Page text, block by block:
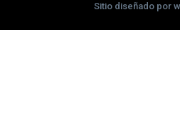
Sitio diseñado por